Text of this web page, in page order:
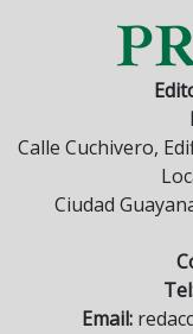
Calle Cuchivero,
Ciudad
Email: